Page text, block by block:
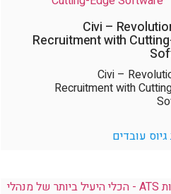
Civi –
Recruitment with
Civi –
Recruitment with
עובדים